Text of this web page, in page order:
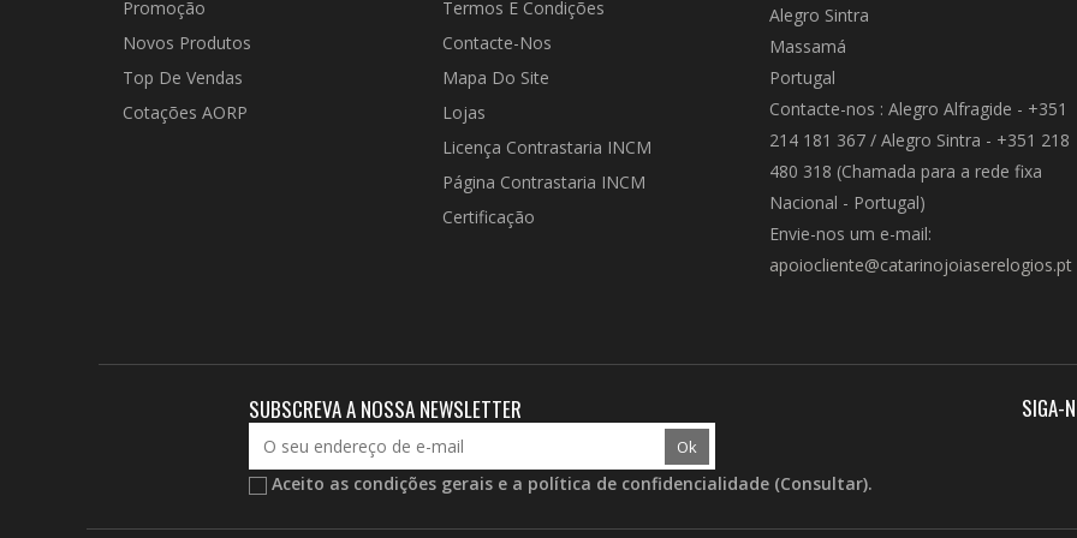
Promoção
Novos Produtos
Top De Vendas
Cotações AORP
Termos E Condições
Contacte-Nos
Mapa Do Site
Lojas
Licença Contrastaria INCM
Página Contrastaria INCM
Certificação
Alegro Sintra
Massamá
Portugal
Contacte-nos : Alegro Alfragide - +351
214 181 367 / Alegro Sintra - +351 218
480 318 (Chamada para a rede fixa
Nacional - Portugal)
Envie-nos um e-mail:
apoiocliente@catarinojoiaserelogios.pt
SUBSCREVA A NOSSA NEWSLETTER
Aceito as condições gerais e a política de confidencialidade (Consultar).
SIGA-